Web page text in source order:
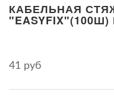
КАБЕЛЬНАЯ
41 руб